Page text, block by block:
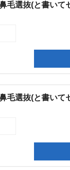
毛選抜(と書い
毛選抜(と書い